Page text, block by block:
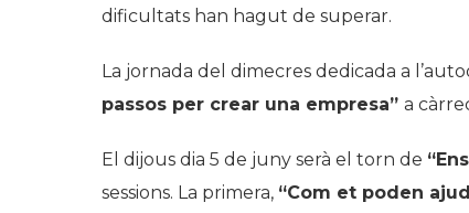
dificultats han hagut de superar.
La jornada del dimecres dedicada a
passos per crear una empresa” a
El dijous dia 5 de juny serà el torn de
sessions. La primera, “Com et poden